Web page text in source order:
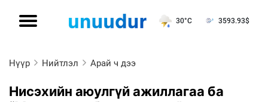
30°C 3593.93$
Нүүр Нийтлэл Арай ч дээ
Нисэхийн аюулгүй ажиллагаа ба